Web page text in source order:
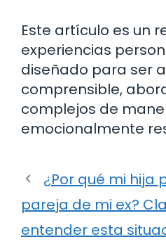
Este artículo es un
experiencias
diseñado para ser
comprensible,
complejos de
emocionalmente
¿Por qué mi hija
pareja de mi ex?
entender esta